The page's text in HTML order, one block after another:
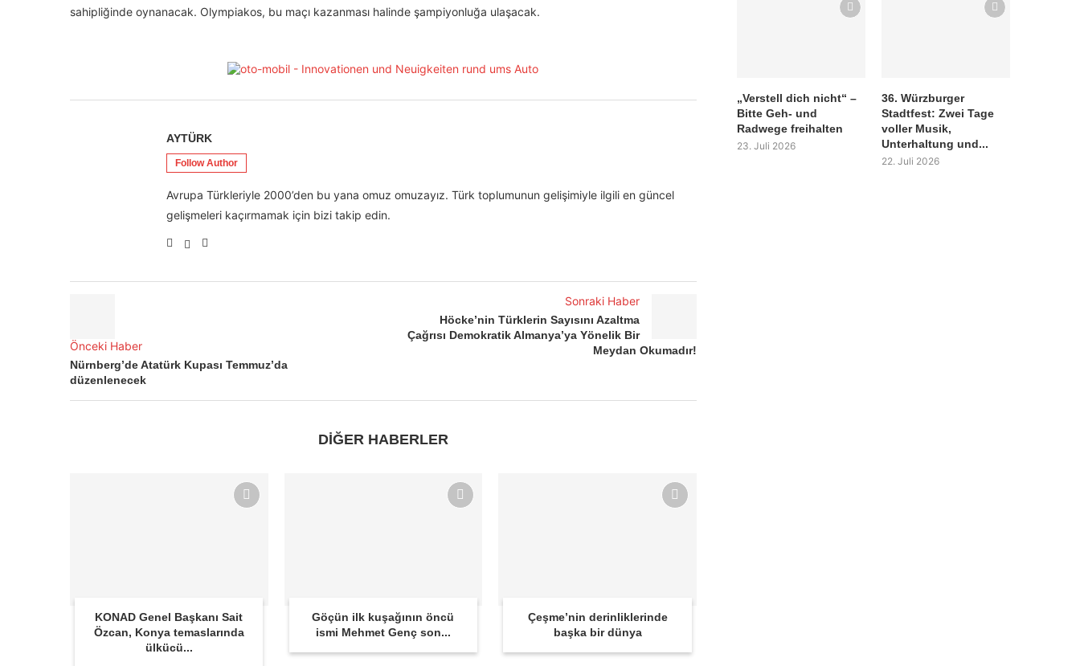
sahipliğinde oynanacak. Olympiakos, bu maçı kazanması halinde şampiyonluğa ulaşacak.
AYTÜRK
Follow Author
Avrupa Türkleriyle 2000’den bu yana omuz omuzayız. Türk toplumunun gelişimiyle ilgili en güncel
gelişmeleri kaçırmamak için bizi takip edin.
Önceki Haber
Nürnberg’de Atatürk Kupası Temmuz’da
düzenlenecek
Sonraki Haber
Höcke’nin Türklerin Sayısını Azaltma
Çağrısı Demokratik Almanya’ya Yönelik Bir
Meydan Okumadır!
DİĞER HABERLER
KONAD Genel Başkanı Sait
Özcan, Konya temaslarında
ülkücü...
Göçün ilk kuşağının öncü
ismi Mehmet Genç son...
Çeşme’nin derinliklerinde
başka bir dünya
„Verstell dich nicht“ –
Bitte Geh- und
Radwege freihalten
23. Juli 2026
36. Würzburger
Stadtfest: Zwei Tage
voller Musik,
Unterhaltung und...
22. Juli 2026